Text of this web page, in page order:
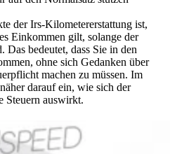
der Irs-Kilometererstattung ist,
Einkommen gilt, solange der
Das bedeutet, dass Sie in den
ohne sich Gedanken über
machen zu müssen. Im
darauf ein, wie sich der
Steuern auswirkt.